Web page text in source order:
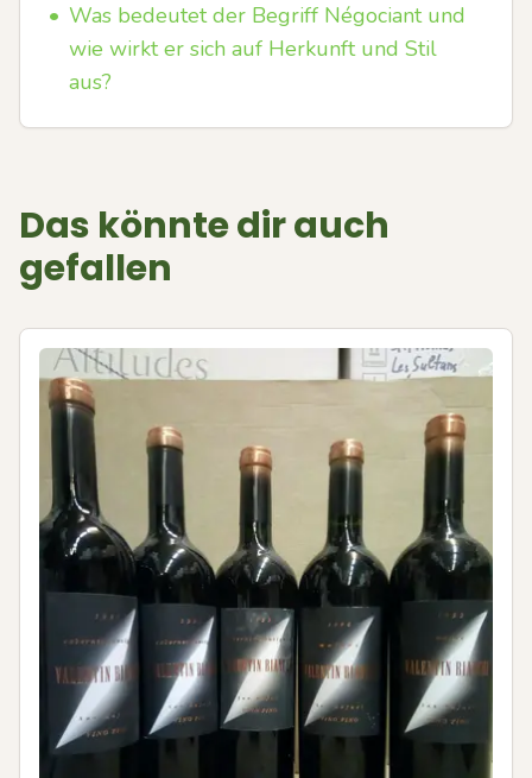
• Was bedeutet der Begriff Négociant und
wie wirkt er sich auf Herkunft und Stil
aus?
Das könnte dir auch
gefallen